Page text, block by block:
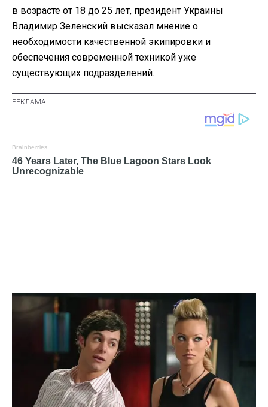
в возрасте от 18 до 25 лет, президент Украины
Владимир Зеленский высказал мнение о
необходимости качественной экипировки и
обеспечения современной техникой уже
существующих подразделений.